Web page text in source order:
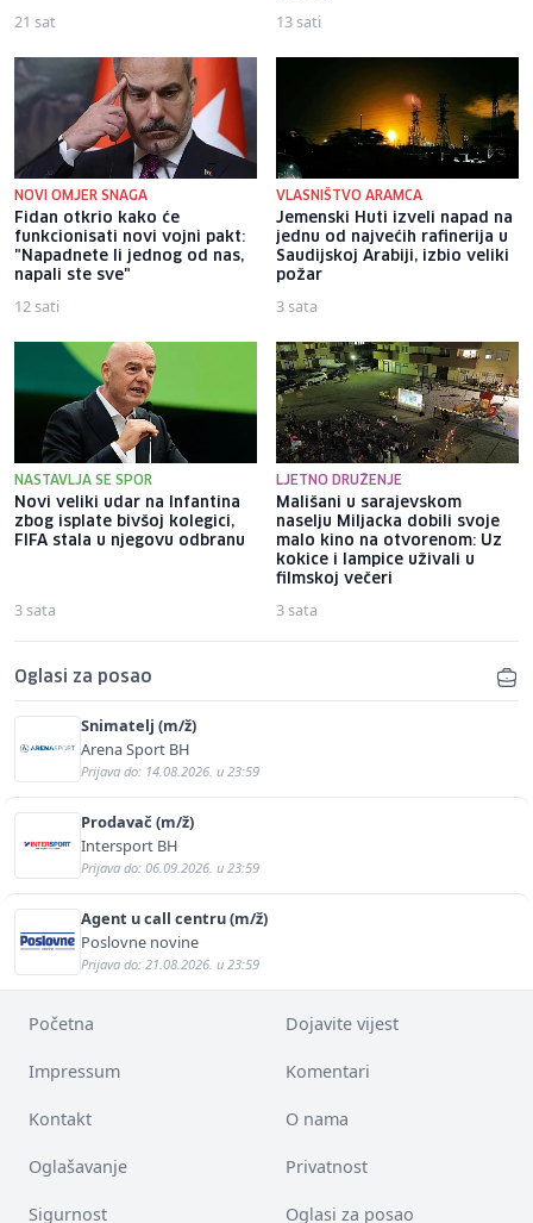
21 sat 13 sati
NOVI OMJER SNAGA
Fidan otkrio kako će
funkcionisati novi vojni pakt:
"Napadnete li jednog od nas,
napali ste sve"
12 sati
VLASNIŠTVO ARAMCA
Jemenski Huti izveli napad na
jednu od najvećih rafinerija u
Saudijskoj Arabiji, izbio veliki
požar
3 sata
NASTAVLJA SE SPOR
Novi veliki udar na Infantina
zbog isplate bivšoj kolegici,
FIFA stala u njegovu odbranu
3 sata
LJETNO DRUŽENJE
Mališani u sarajevskom
naselju Miljacka dobili svoje
malo kino na otvorenom: Uz
kokice i lampice uživali u
filmskoj večeri
3 sata
Oglasi za posao
Snimatelj (m/ž)
Arena Sport BH
Prijava do: 14.08.2026. u 23:59
Prodavač (m/ž)
Intersport BH
Prijava do: 06.09.2026. u 23:59
Agent u call centru (m/ž)
Poslovne novine
Prijava do: 21.08.2026. u 23:59
Početna Dojavite vijest
Impressum Komentari
Kontakt O nama
Oglašavanje Privatnost
Sigurnost Oglasi za posao